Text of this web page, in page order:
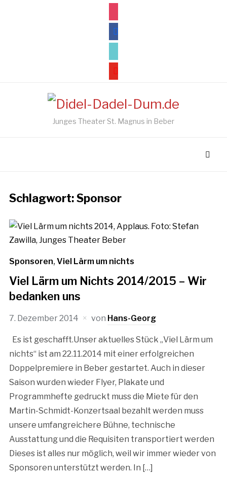
facebook
youtube
Junges Theater St. Magnus in Beber
Schlagwort:Sponsor
Sponsoren, Viel Lärm um nichts
Viel Lärm um Nichts 2014/2015 – Wir
bedanken uns
7. Dezember 2014 von Hans-Georg
Es ist geschafft.Unser aktuelles Stück „Viel Lärm um
nichts“ ist am 22.11.2014 mit einer erfolgreichen
Doppelpremiere in Beber gestartet. Auch in dieser
Saison wurden wieder Flyer, Plakate und
Programmhefte gedruckt muss die Miete für den
Martin-Schmidt-Konzertsaal bezahlt werden muss
unsere umfangreichere Bühne, technische
Ausstattung und die Requisiten transportiert werden
Dieses ist alles nur möglich, weil wir immer wieder von
Sponsoren unterstützt werden. In […]